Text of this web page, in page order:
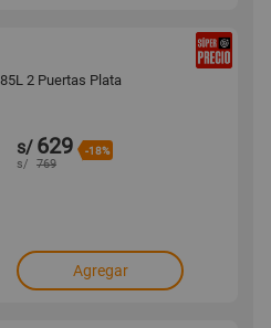
2 Puertas Plata
s/ 629 -18%
s/ 769
Agregar